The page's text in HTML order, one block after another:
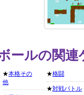
ールの関
★本格その
他
★格闘
★対戦バトル